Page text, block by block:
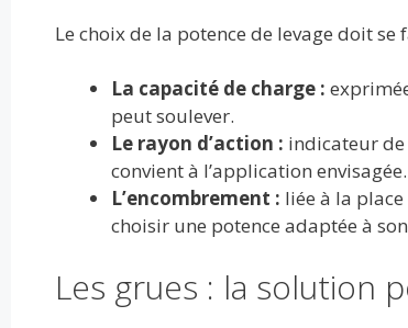
Le choix de la potence de levage doit se
La capacité de charge :
peut soulever.
Le rayon d’action : indicateur de
convient à l’application envisagée.
L’encombrement : liée à la
choisir une potence adaptée à
Les grues : la solution